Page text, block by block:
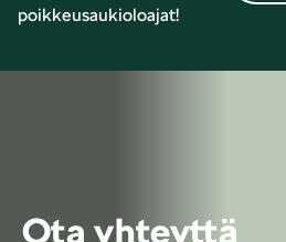
poikkeusaukioloajat!
Ota yhteyttä